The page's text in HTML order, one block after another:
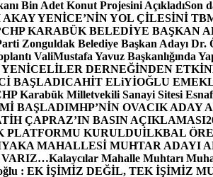
Bin Adet Konut Projesini AçıkladıSon
YENİCE’NİN YOL ÇİLESİNİ
CHP KARABÜK BELEDİYE BAŞKAN
Zonguldak Belediye Başkan Adayı Dr.
ValiMustafa Yavuz Başkanlığında
DERNEĞİNDEN
BAŞLADICAHİT ELiYİOĞLU
Karabük Milletvekili Sanayi Sitesi
BAŞLADIMHP’NİN OVACIK ADAY
ÇAPRAZ’IN BASIN AÇIKLAMASI
PLATFORMU KURULDUİLKBAL
MAHALLESİ MUHTAR ADAYI
VARIZ…Kalaycılar Mahalle Muhtarı
: EK İŞİMİZ DEĞİL, TEK İŞİMİZ